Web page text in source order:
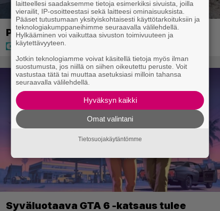
Poliisilla surullinen ilta Kuopiossa eilen
Syväluotaava GTA 6 -katsaus tulee
laitteellesi saadaksemme tietoja esimerkiksi sivuista, joilla
vierailit, IP-osoitteestasi sekä laitteesi ominaisuuksista.
Pääset tutustumaan yksityiskohtaisesti käyttötarkoituksiin ja
teknologiakumppaneihimme seuraavalla välilehdellä.
Hylkääminen voi vaikuttaa sivuston toimivuuteen ja
käytettävyyteen.
Jotkin teknologiamme voivat käsitellä tietoja myös ilman
suostumusta, jos niillä on siihen oikeutettu peruste. Voit
vastustaa tätä tai muuttaa asetuksiasi milloin tahansa
seuraavalla välilehdellä.
Hyväksyn kaikki
Omat valintani
Tietosuojakäytäntömme